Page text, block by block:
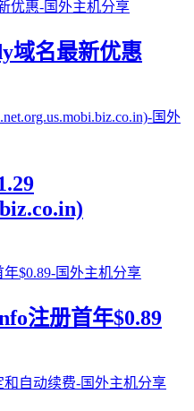
域名最新优惠
注册首年$0.89